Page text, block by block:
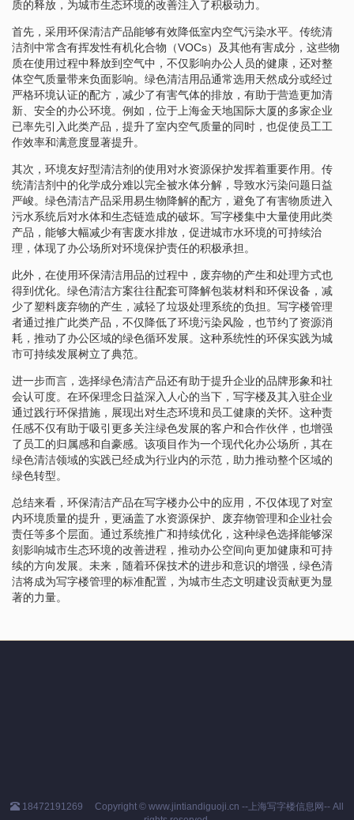
质的释放，为城市生态环境的改善注入了积极动力。
首先，采用环保清洁产品能够有效降低室内空气污染水平。传统清
洁剂中常含有挥发性有机化合物（VOCs）及其他有害成分，这些物
质在使用过程中释放到空气中，不仅影响办公人员的健康，还对整
体空气质量带来负面影响。绿色清洁用品通常选用天然成分或经过
严格环境认证的配方，减少了有害气体的排放，有助于营造更加清
新、安全的办公环境。例如，位于上海金天地国际大厦的多家企业
已率先引入此类产品，提升了室内空气质量的同时，也促使员工工
作效率和满意度显著提升。
其次，环境友好型清洁剂的使用对水资源保护发挥着重要作用。传
统清洁剂中的化学成分难以完全被水体分解，导致水污染问题日益
严峻。绿色清洁产品采用易生物降解的配方，避免了有害物质进入
污水系统后对水体和生态链造成的破坏。写字楼集中大量使用此类
产品，能够大幅减少有害废水排放，促进城市水环境的可持续治
理，体现了办公场所对环境保护责任的积极承担。
此外，在使用环保清洁用品的过程中，废弃物的产生和处理方式也
得到优化。绿色清洁方案往往配套可降解包装材料和环保设备，减
少了塑料废弃物的产生，减轻了垃圾处理系统的负担。写字楼管理
者通过推广此类产品，不仅降低了环境污染风险，也节约了资源消
耗，推动了办公区域的绿色循环发展。这种系统性的环保实践为城
市可持续发展树立了典范。
进一步而言，选择绿色清洁产品还有助于提升企业的品牌形象和社
会认可度。在环保理念日益深入人心的当下，写字楼及其入驻企业
通过践行环保措施，展现出对生态环境和员工健康的关怀。这种责
任感不仅有助于吸引更多关注绿色发展的客户和合作伙伴，也增强
了员工的归属感和自豪感。该项目作为一个现代化办公场所，其在
绿色清洁领域的实践已经成为行业内的示范，助力推动整个区域的
绿色转型。
总结来看，环保清洁产品在写字楼办公中的应用，不仅体现了对室
内环境质量的提升，更涵盖了水资源保护、废弃物管理和企业社会
责任等多个层面。通过系统推广和持续优化，这种绿色选择能够深
刻影响城市生态环境的改善进程，推动办公空间向更加健康和可持
续的方向发展。未来，随着环保技术的进步和意识的增强，绿色清
洁将成为写字楼管理的标准配置，为城市生态文明建设贡献更为显
著的力量。
18472191269
Copyright © www.jintiandiguoji.cn --上海写字楼信息网-- All